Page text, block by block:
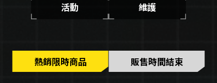
活動 維護
熱銷限時商品 販售時間結束